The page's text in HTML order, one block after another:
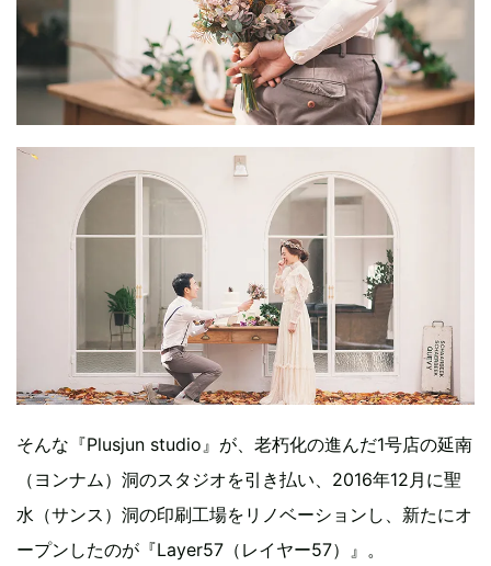
そんな『Plusjun studio』が、老朽化の進んだ1号店の延南
（ヨンナム）洞のスタジオを引き払い、2016年12月に聖
水（サンス）洞の印刷工場をリノベーションし、新たにオ
ープンしたのが『Layer57（レイヤー57）』。